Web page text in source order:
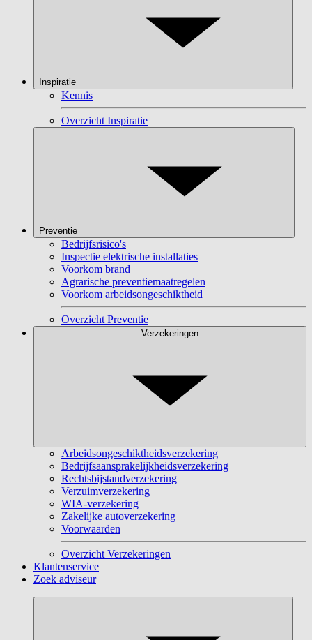
Inspiratie
Kennis
Overzicht Inspiratie
Preventie
Bedrijfsrisico's
Inspectie elektrische installaties
Voorkom brand
Agrarische preventiemaatregelen
Voorkom arbeidsongeschiktheid
Overzicht Preventie
Verzekeringen
Arbeidsongeschiktheidsverzekering
Bedrijfsaansprakelijkheidsverzekering
Rechtsbijstandverzekering
Verzuimverzekering
WIA-verzekering
Zakelijke autoverzekering
Voorwaarden
Overzicht Verzekeringen
Klantenservice
Zoek adviseur